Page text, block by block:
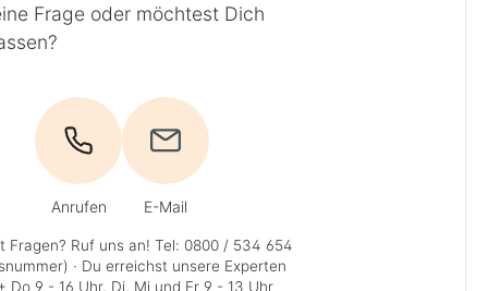
Frage oder möchtest Dich
Anrufen E-Mail
Fragen? Ruf uns an! Tel: 0800 / 534 654
· Du erreichst unsere Experten
Do 9 - 16 Uhr, Di, Mi und Fr 9 - 13 Uhr